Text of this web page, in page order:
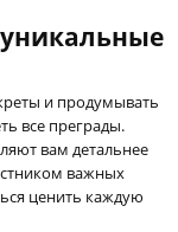
и продумывать
все преграды.
вам детальнее
важных
ценить каждую